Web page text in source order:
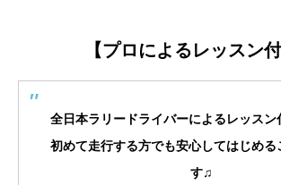
【プロによるレッスン付
全日本ラリードライバーによるレッスン
初めて走行する方でも安心してはじめる
す♫